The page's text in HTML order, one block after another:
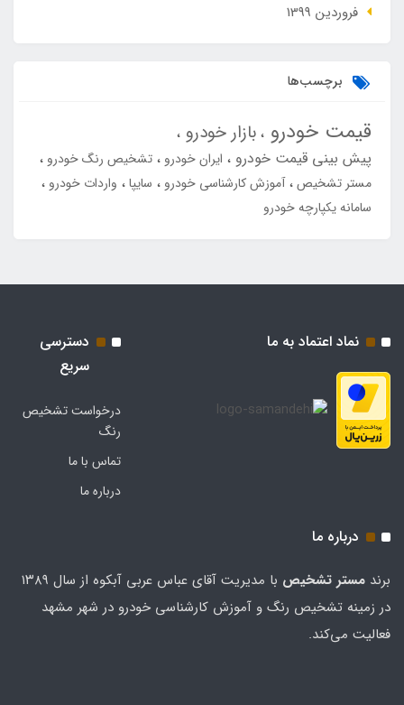
فروردین 1399
برچسب‌ها
قیمت خودرو بازار خودرو
پیش بینی قیمت خودرو ایران خودرو
تشخیص رنگ خودرو
مستر تشخیص آموزش کارشناسی خودرو سایپا
واردات خودرو
سامانه یکپارچه خودرو
نماد اعتماد به ما
دسترسی
سریع
درخواست تشخیص
رنگ
تماس با ما
درباره ما
درباره ما
برند مستر تشخيص
با مدیریت آقای عباس عربی آبکوه از سال ۱۳۸۹
در زمینه تشخیص رنگ و آموزش کارشناسی خودرو در شهر مشهد
فعالیت می‌کند.